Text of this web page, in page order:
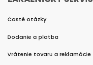
Časté otázky
Dodanie a platba
Vrátenie tovaru a reklamácie